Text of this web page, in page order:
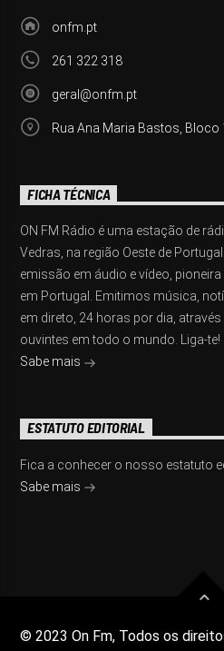
onfm.pt
261 322 318
geral@onfm.pt
Rua Ana Maria Bastos, Bloco
FICHA TÉCNICA
ON FM Rádio é uma estação de
Vedras, na região Oeste de
emissão em áudio e vídeo,
em Portugal. Emitimos música,
em direto, 24 horas por dia,
ouvintes em todo o mundo. Liga-te!
Sabe mais
ESTATUTO EDITORIAL
Fica a conhecer o nosso estatuto
Sabe mais
© 2023 On Fm, Todos os